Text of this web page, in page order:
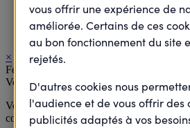
Accueil
Je passe à l'action
Tournoi international de Dirinon
×
Félicitations !
Votre inscription a bien été prise en
Vous allez recevoir à la suite de votre
confirmation comportant toutes les
vous offrir une expérience de
améliorée. Certains de ces
au bon fonctionnement du site
rejetés.
D'autres cookies nous
l'audience et de vous offrir des
publicités adaptés à vos